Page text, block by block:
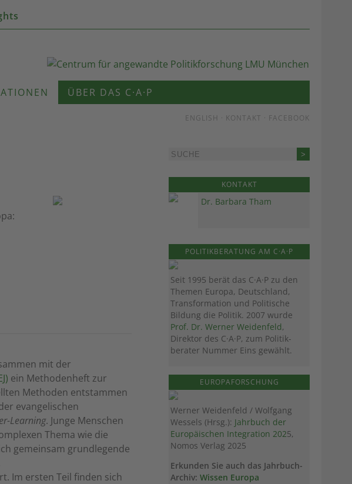
ÜBER DAS C·A·P
ENGLISH · KONTAKT · FACEBOOK
mit der
ein Methodenheft zur
Methoden entstammen
evangelischen
Learning. Junge Menschen
Thema wie die
gemeinsam grundlegende
Im ersten Teil finden sich
KONTAKT
Dr. Barbara Tham
POLITIKBERATUNG AM C·A·P
Seit 1995 berät das C·A·P zu den
Themen Europa, Deutschland,
Transformation und Politische
Bildung die Politik. 2007 wurde
Prof. Dr. Werner Weidenfeld,
Direktor des C·A·P, zum Politik­
berater Nummer Eins gewählt.
EUROPAFORSCHUNG
Werner Weidenfeld / Wolfgang
Wessels (Hrsg.): Jahrbuch der
Europäischen Integration 2025,
Nomos Verlag 2025
Erkunden Sie auch das Jahrbuch-
Archiv: Wissen Europa